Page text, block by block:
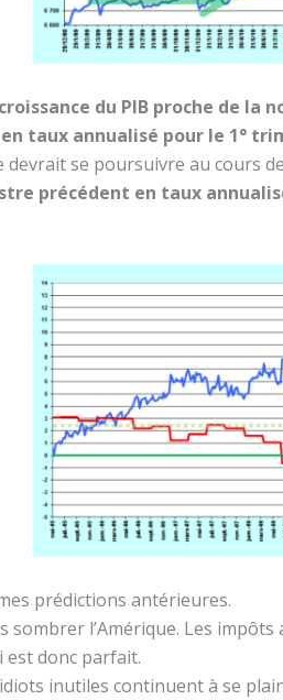
du PIB proche de la
taux annualisé pour le 1°
devrait se poursuivre au cours
précédent en taux
prédictions antérieures.
sombrer l’Amérique. Les
est donc parfait.
inutiles continuent à se